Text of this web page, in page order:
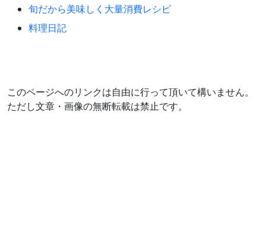
旬だから美味しく大量消費レシピ
料理日記
このページへのリンクは自由に行って頂いて構いません。
ただし文章・画像の無断転載は禁止です。